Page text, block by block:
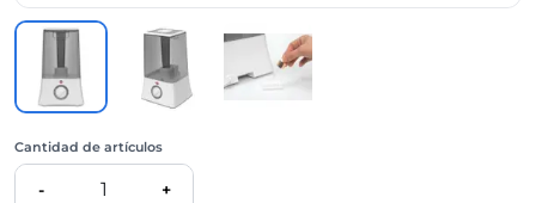
Cantidad de artículos
- 1 +